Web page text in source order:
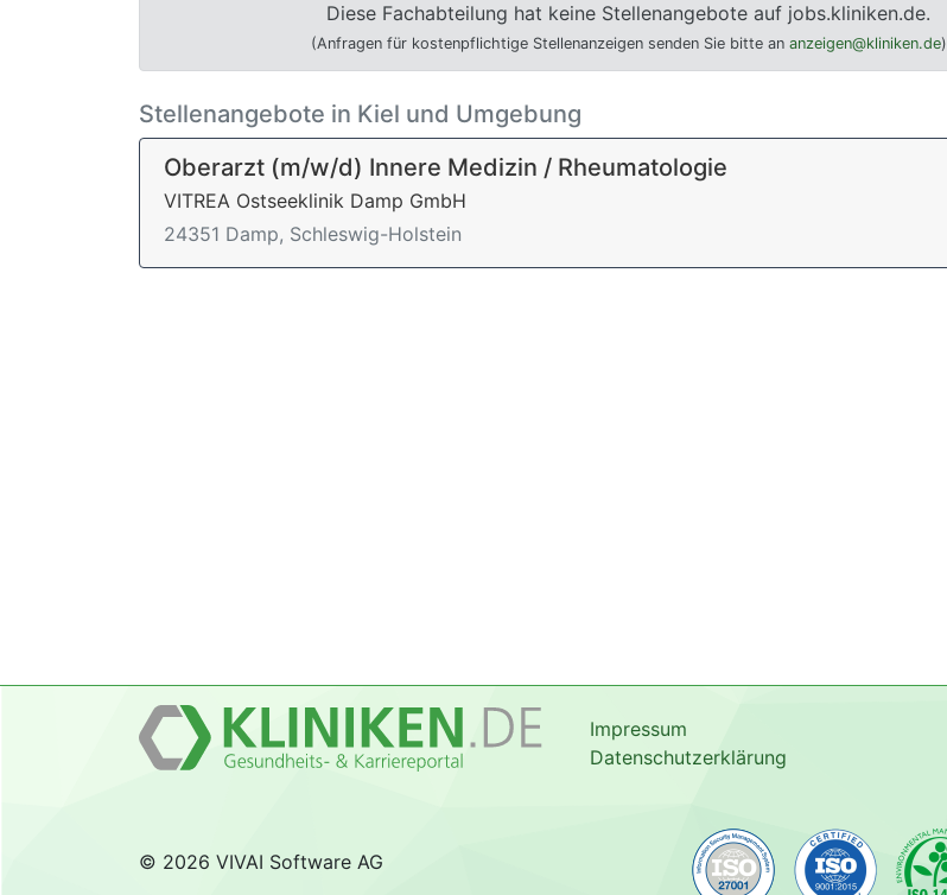
Diese Fachabteilung hat keine Stellenangebote auf jobs.kliniken.de.
(Anfragen für kostenpflichtige Stellenanzeigen senden Sie bitte an anzeigen@kliniken.de)
Stellenangebote in Kiel und Umgebung
Oberarzt (m/w/d) Innere Medizin / Rheumatologie
VITREA Ostseeklinik Damp GmbH
24351 Damp, Schleswig-Holstein
Impressum
Datenschutzerklärung
© 2026 VIVAI Software AG